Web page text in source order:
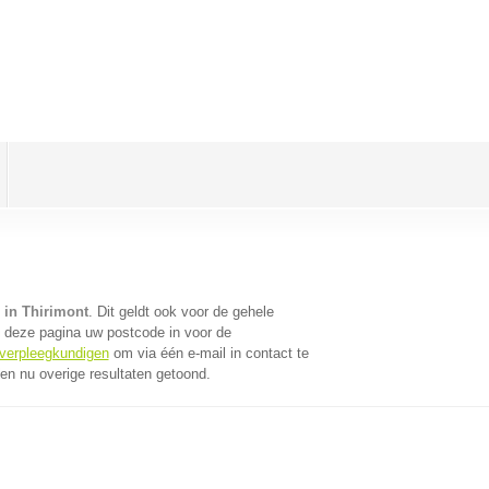
in Thirimont. Dit geldt ook voor de gehele
pagina uw postcode in voor de
om via één e-mail in contact te
nu overige resultaten getoond.